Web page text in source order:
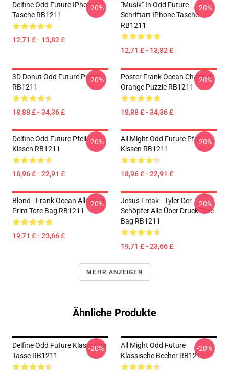
Delfine Odd Future IPhone
Tasche RB1211
12,71 £ - 13,82 £
-20%
"Musik" In Odd Future
Schriftart IPhone Tasche
RB1211
12,71 £ - 13,82 £
-20%
3D Donut Odd Future Puzzle
RB1211
18,88 £ - 34,36 £
-20%
Poster Frank Ocean Channel
Orange Puzzle RB1211
18,88 £ - 34,36 £
-20%
Delfine Odd Future Pfeil
Kissen RB1211
18,96 £ - 22,91 £
-20%
All Might Odd Future Pfeil
Kissen RB1211
18,96 £ - 22,91 £
-20%
Blond - Frank Ocean Alle Over
Print Tote Bag RB1211
19,71 £ - 23,66 £
-20%
Jesus Freak - Tyler Der
Schöpfer Alle Über Druck Tote
Bag RB1211
19,71 £ - 23,66 £
-20%
MEHR ANZEIGEN
Ähnliche Produkte
Delfine Odd Future Klassische
Tasse RB1211
-20%
All Might Odd Future
Klassische Becher RB1211
-20%